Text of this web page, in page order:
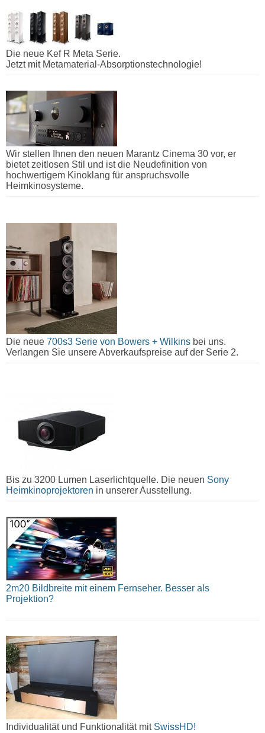
Die neue Kef R Meta Serie.
Jetzt mit Metamaterial-Absorptionstechnologie!
Wir stellen Ihnen den neuen Marantz Cinema 30 vor, er
bietet zeitlosen Stil und ist die Neudefinition von
hochwertigem Kinoklang für anspruchsvolle
Heimkinosysteme.
Die neue 700s3 Serie von Bowers + Wilkins bei uns.
Verlangen Sie unsere Abverkaufspreise auf der Serie 2.
Bis zu 3200 Lumen Laserlichtquelle. Die neuen Sony
Heimkinoprojektoren in unserer Ausstellung.
2m20 Bildbreite mit einem Fernseher. Besser als
Projektion?
Individualität und Funktionalität mitSwissHD!